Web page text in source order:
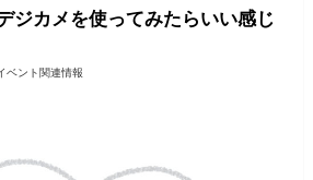
ジカメを使ってみたらいい感じ
ベント関連情報